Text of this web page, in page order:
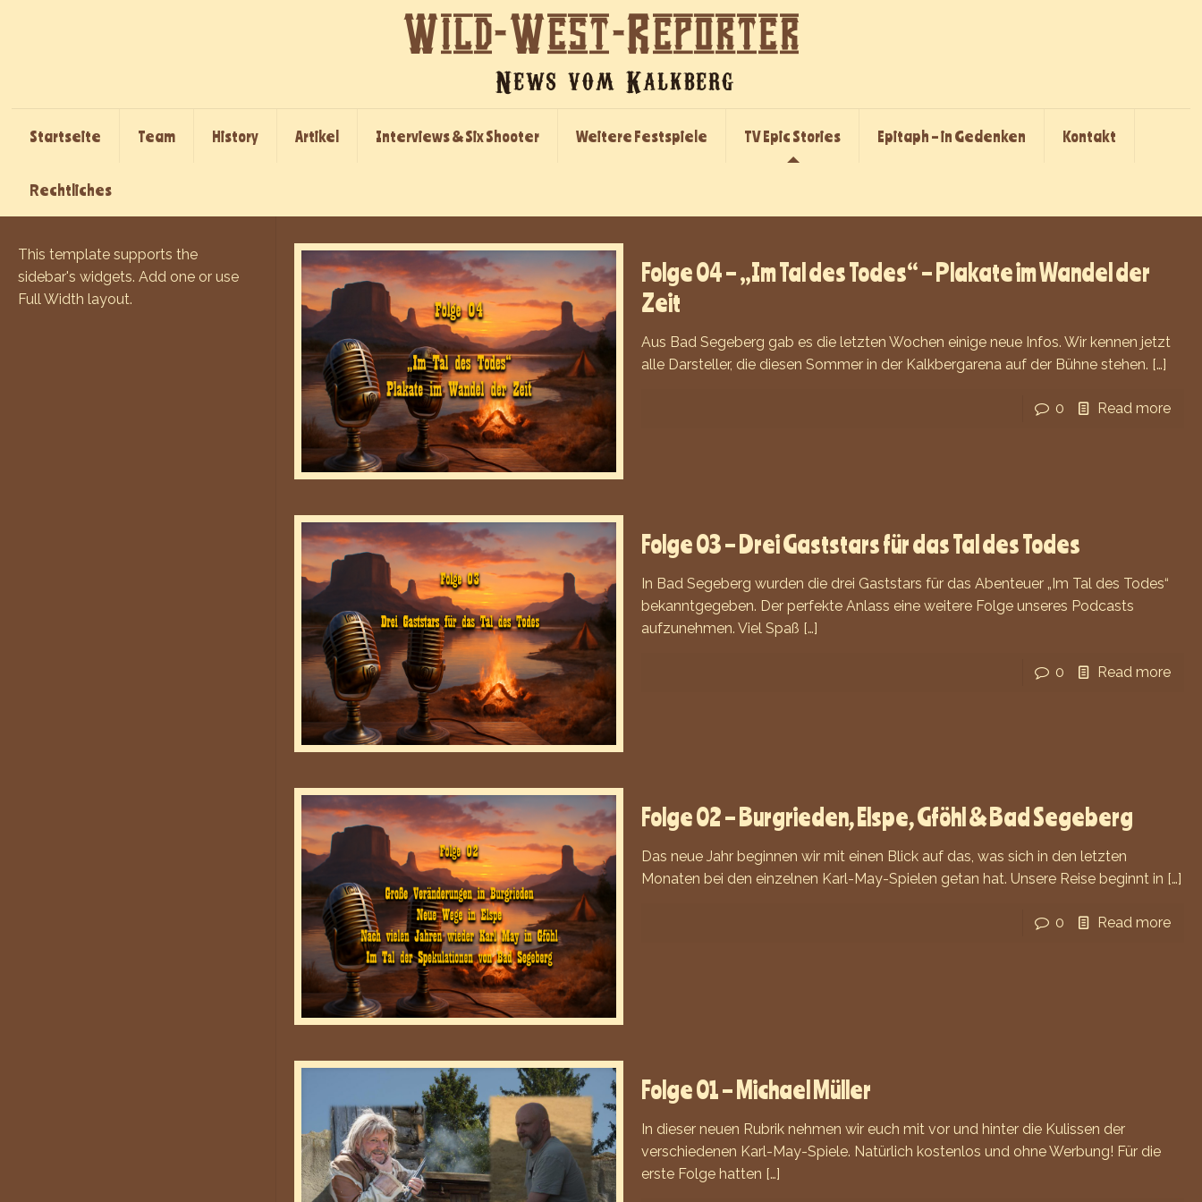
Startseite Team History Artikel Interviews & Six Shooter Weitere Festspiele TV Epic Stories Epitaph – in Gedenken Kontakt
Rechtliches
Folge 04 – „Im Tal des Todes“ – Plakate im Wandel der
Zeit
Aus Bad Segeberg gab es die letzten Wochen einige neue Infos. Wir kennen jetzt
alle Darsteller, die diesen Sommer in der Kalkbergarena auf der Bühne stehen. […]
0 Read more
Folge 03 – Drei Gaststars für das Tal des Todes
In Bad Segeberg wurden die drei Gaststars für das Abenteuer „Im Tal des Todes“
bekanntgegeben. Der perfekte Anlass eine weitere Folge unseres Podcasts
aufzunehmen. Viel Spaß […]
0 Read more
Folge 02 – Burgrieden, Elspe, Gföhl & Bad Segeberg
Das neue Jahr beginnen wir mit einen Blick auf das, was sich in den letzten
Monaten bei den einzelnen Karl-May-Spielen getan hat. Unsere Reise beginnt in […]
0 Read more
Folge 01 – Michael Müller
In dieser neuen Rubrik nehmen wir euch mit vor und hinter die Kulissen der
verschiedenen Karl-May-Spiele. Natürlich kostenlos und ohne Werbung! Für die
erste Folge hatten […]
This template supports the
sidebar's widgets. Add one or use
Full Width layout.